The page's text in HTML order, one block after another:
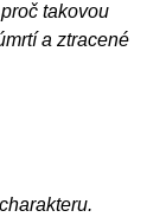
takovou
a ztracené